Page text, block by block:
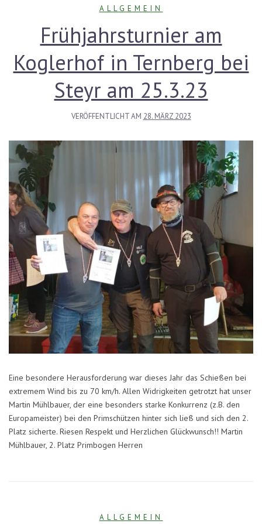
ALLGEMEIN
Frühjahrsturnier am
Koglerhof in Ternberg bei
Steyr am 25.3.23
VERÖFFENTLICHT AM 28. MÄRZ 2023
Eine besondere Herausforderung war dieses Jahr das Schießen bei
extremem Wind bis zu 70 km/h. Allen Widrigkeiten getrotzt hat unser
Martin Mühlbauer, der eine besonders starke Konkurrenz (z.B. den
Europameister) bei den Primschützen hinter sich ließ und sich den 2.
Platz sicherte. Riesen Respekt und Herzlichen Glückwunsch!! Martin
Mühlbauer, 2. Platz Primbogen Herren
ALLGEMEIN